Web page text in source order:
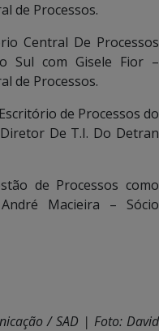
de Processos.
Central De Processos
Sul com Gisele Fior –
de Processos.
de Processos do
De T.I. Do Detran
de Processos como
Macieira – Sócio
/ SAD | Foto: David